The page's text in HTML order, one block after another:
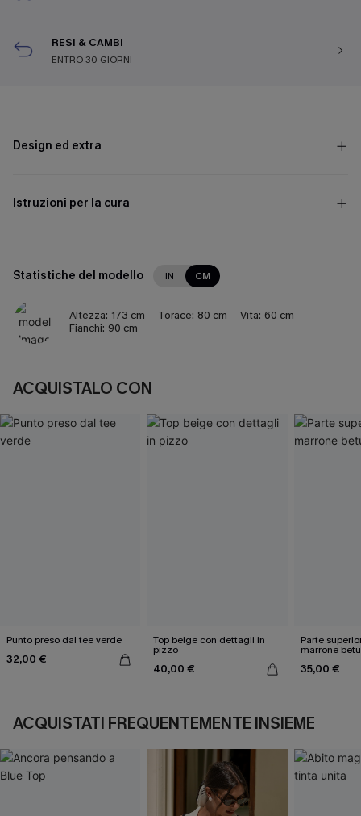
RESI & CAMBI
ENTRO 30 GIORNI
Design ed extra
Istruzioni per la cura
Statistiche del modello IN CM
Altezza: 173 cm Torace: 80 cm Vita: 60 cm
Fianchi: 90 cm
ACQUISTALO CON
Punto preso dal tee verde
32,00 €
Top beige con dettagli in
pizzo
40,00 €
Parte
marrone
35,00 €
ACQUISTATI FREQUENTEMENTE INSIEME